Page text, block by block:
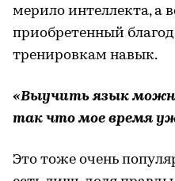
мерило интеллекта, а
приобретенный
тренировкам навык.
«Выучить язык
так что мое время
Это тоже очень